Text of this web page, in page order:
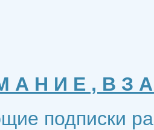
А Н И Е , В З
подписки